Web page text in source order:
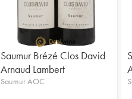
Saumur Brézé Clos David
Arnaud Lambert
Saumur AOC